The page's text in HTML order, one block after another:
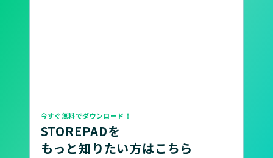
今すぐ無料でダウンロード！
STOREPADを
もっと知りたい方はこちら